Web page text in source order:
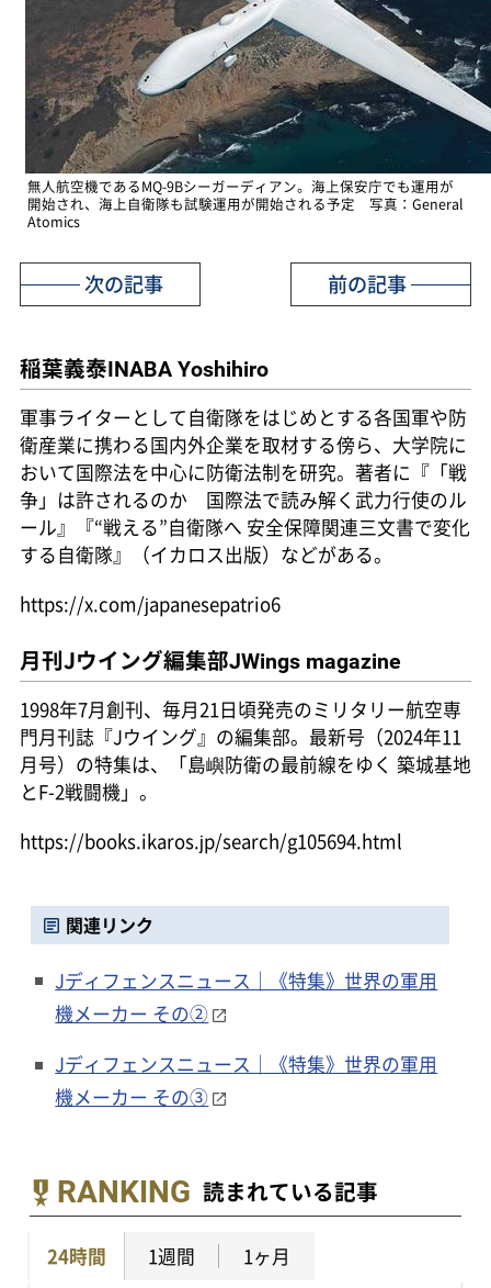
無人航空機であるMQ-9Bシーガーディアン。海上保安庁でも運用が
開始され、海上自衛隊も試験運用が開始される予定 写真：General
Atomics
前の記事
次の記事
稲葉義泰INABA Yoshihiro
軍事ライターとして自衛隊をはじめとする各国軍や防
衛産業に携わる国内外企業を取材する傍ら、大学院に
おいて国際法を中心に防衛法制を研究。著者に『「戦
争」は許されるのか 国際法で読み解く武力行使のル
ール』『“戦える”自衛隊へ 安全保障関連三文書で変化
する自衛隊』（イカロス出版）などがある。
https://x.com/japanesepatrio6
月刊Jウイング編集部JWings magazine
1998年7月創刊、毎月21日頃発売のミリタリー航空専
門月刊誌『Jウイング』の編集部。最新号（2024年11
月号）の特集は、「島嶼防衛の最前線をゆく 築城基地
とF-2戦闘機」。
https://books.ikaros.jp/search/g105694.html
関連リンク
Jディフェンスニュース｜《特集》世界の軍用
機メーカー その②
Jディフェンスニュース｜《特集》世界の軍用
機メーカー その③
RANKING 読まれている記事
24時間 1週間 1ヶ月